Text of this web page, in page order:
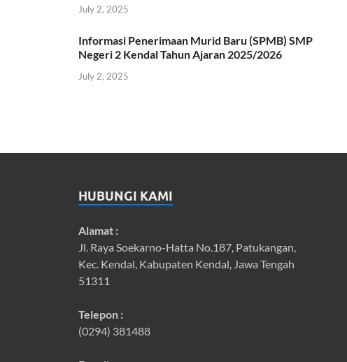
July 2, 2025
Informasi Penerimaan Murid Baru (SPMB) SMP
Negeri 2 Kendal Tahun Ajaran 2025/2026
July 2, 2025
HUBUNGI KAMI
Alamat :
Jl. Raya Soekarno-Hatta No.187, Patukangan,
Kec. Kendal, Kabupaten Kendal, Jawa Tengah
51311
Telepon :
(0294) 381488